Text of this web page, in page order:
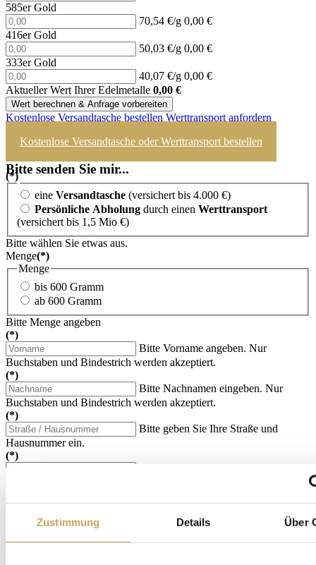
Zustimmung Details Über
585er Gold
70,54 €/g 0,00 €
416er Gold
50,03 €/g 0,00 €
333er Gold
40,07 €/g 0,00 €
Aktueller Wert Ihrer Edelmetalle 0,00 €
Wert berechnen & Anfrage vorbereiten
Kostenlose Versandtasche bestellen Werttransport anfordern
Kostenlose Versandtasche oder Werttransport bestellen
Bitte senden Sie mir...
(*)
eine Versandtasche (versichert bis 4.000 €)
Persönliche Abholung durch einen Werttransport
(versichert bis 1,5 Mio €)
Bitte wählen Sie etwas aus.
Menge(*)
Menge
bis 600 Gramm
ab 600 Gramm
Bitte Menge angeben
(*)
Bitte Vorname angeben. Nur
Buchstaben und Bindestrich werden akzeptiert.
(*)
Bitte Nachnamen eingeben. Nur
Buchstaben und Bindestrich werden akzeptiert.
(*)
Bitte geben Sie Ihre Straße und
Hausnummer ein.
(*)
Sonderzeichen nur Bindestrich und Punkte erlaubt.